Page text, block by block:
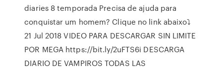
diaries 8 temporada Precisa de ajuda para
conquistar um homem? Clique no link abaixo⤵️
21 Jul 2018 VIDEO PARA DESCARGAR SIN LIMITE
POR MEGA https://bit.ly/2uFTS6i DESCARGA
DIARIO DE VAMPIROS TODAS LAS